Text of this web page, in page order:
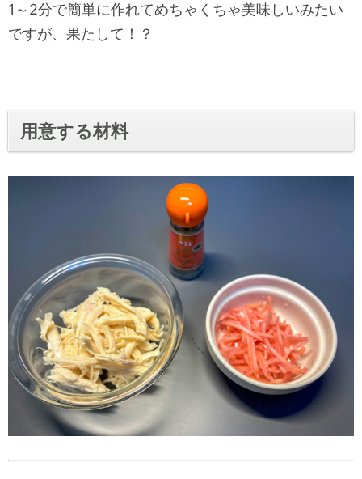
1～2分で簡単に作れてめちゃくちゃ美味しいみたい
ですが、果たして！？
用意する材料